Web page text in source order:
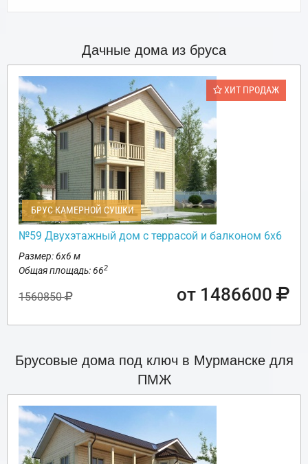
Дачные дома из бруса
ХИТ ПРОДАЖ
БРУС КАМЕРНОЙ СУШКИ
№59 Двухэтажный дом с террасой и балконом 6х6
Размер: 6х6 м
Общая площадь: 662
1560850 от 1486600
Брусовые дома под ключ в Мурманске для
ПМЖ